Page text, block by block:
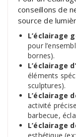
conseillons de
source de
L’éclairage
pour
bornes).
L’éclairage
éléments
sculptures).
L’éclairage
activité
barbecue,
L’éclairage